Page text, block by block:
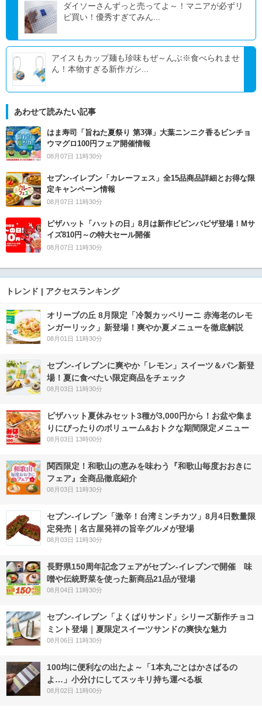
ダイソーさんずっと売ってよ～！マニアが必ずリ
ピ買い！優秀すぎてみん...
アイスもカップ麺も珍味もぜ～んぶ※食べられませ
ん！本物すぎる新作ガシ...
あわせて読みたい記事
はま寿司「旨ねた夏祭り 第3弾」大葉ニンニク香るビンチョ
ウマグロ100円フェア開催情報
08月07日 11時30分
セブン‐イレブン「カレーフェス」全15品商品詳細とお得な限
定キャンペーン情報
08月07日 11時30分
ピザハット「ハットの日」8月は新作ビビンバピザ登場！Mサ
イズ810円～の特大セール開催
08月07日 11時30分
トレンド | アクセスランキング
オリーブの丘 8月限定「冷製カッペリーニ 赤海老のレモ
ンガーリック」新登場！爽やか夏メニューを徹底解説
08月01日 11時30分
セブン‐イレブンに爽やか「レモン」スイーツ＆パン新登
場！夏に食べたい限定商品をチェック
08月03日 11時30分
ピザハット夏休みセット3種が3,000円から！お盆や集ま
りにぴったりのボリューム&おトクな期間限定メニュー
08月03日 13時00分
関西限定！和歌山の恵みを味わう『和歌山毎度おおきに
フェア』全商品徹底紹介
08月03日 11時30分
セブン-イレブン「激辛！台湾ミンチカツ」8月4日数量限
定発売｜名古屋発祥の旨辛グルメが登場
08月03日 11時30分
長野県150周年記念フェアがセブン-イレブンで開催 味
噌や伝統野菜を使った新商品21品が登場
08月04日 11時30分
セブン‐イレブン「よくばりサンド」シリーズ新作チョコ
ミント登場｜夏限定スイーツサンドの爽快な魅力
08月06日 11時30分
100均に便利なの出たよ～「1本丸ごとはかさばるの
よ…」小分けにしてスッキリ持ち運べる板
08月02日 11時00分